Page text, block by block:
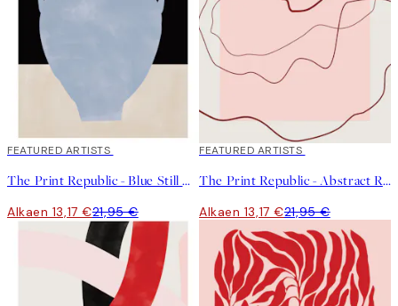
40%*
FEATURED ARTISTS
The Print Republic - Blue Still Life Poster No1 Juliste
Alkaen 13,17 €21,95 €
40%*
FEATURED ARTISTS
The Print Republic - Abstract Red Lines Juliste
Alkaen 13,17 €21,95 €